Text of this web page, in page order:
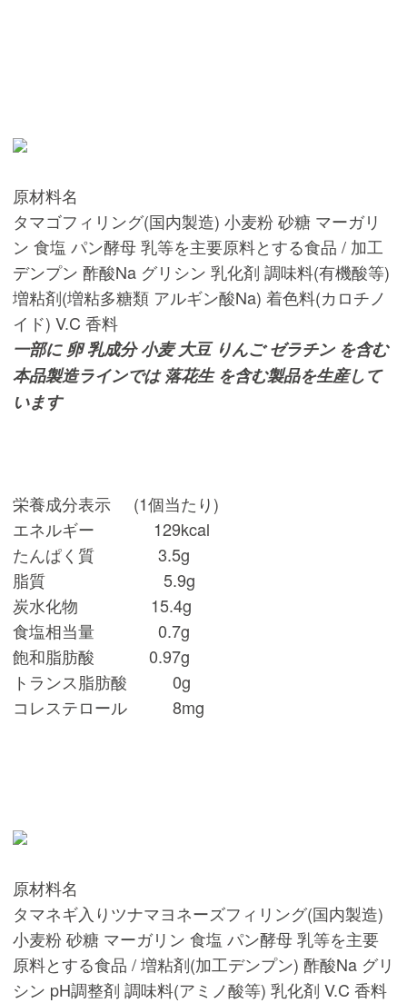
原材料名
タマゴフィリング(国内製造) 小麦粉 砂糖 マーガリ
ン 食塩 パン酵母 乳等を主要原料とする食品 / 加工
デンプン 酢酸Na グリシン 乳化剤 調味料(有機酸等)
増粘剤(増粘多糖類 アルギン酸Na) 着色料(カロチノ
イド) V.C 香料
一部に 卵 乳成分 小麦 大豆 りんご ゼラチン を含む
本品製造ラインでは 落花生 を含む製品を生産して
います
栄養成分表示 (1個当たり)
エネルギー 129kcal
たんぱく質 3.5g
脂質 5.9g
炭水化物 15.4g
食塩相当量 0.7g
飽和脂肪酸 0.97g
トランス脂肪酸 0g
コレステロール 8mg
原材料名
タマネギ入りツナマヨネーズフィリング(国内製造)
小麦粉 砂糖 マーガリン 食塩 パン酵母 乳等を主要
原料とする食品 / 増粘剤(加工デンプン) 酢酸Na グリ
シン pH調整剤 調味料(アミノ酸等) 乳化剤 V.C 香料